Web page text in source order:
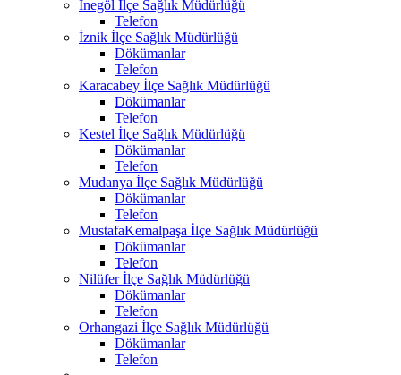
İnegöl İlçe Sağlık Müdürlüğü
Telefon
İznik İlçe Sağlık Müdürlüğü
Dökümanlar
Telefon
Karacabey İlçe Sağlık Müdürlüğü
Dökümanlar
Telefon
Kestel İlçe Sağlık Müdürlüğü
Dökümanlar
Telefon
Mudanya İlçe Sağlık Müdürlüğü
Dökümanlar
Telefon
MustafaKemalpaşa İlçe Sağlık Müdürlüğü
Dökümanlar
Telefon
Nilüfer İlçe Sağlık Müdürlüğü
Dökümanlar
Telefon
Orhangazi İlçe Sağlık Müdürlüğü
Dökümanlar
Telefon